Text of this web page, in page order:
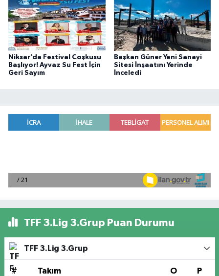
Niksar’da Festival Coşkusu
Başlıyor! Ayvaz Su Fest İçin
Geri Sayım
Başkan Güner Yeni Sanayi
Sitesi İnşaatını Yerinde
İnceledi
TFF 3.Lig 3.Grup Puan Durumu
TFF 3.Lig 3.Grup
# Takım O P